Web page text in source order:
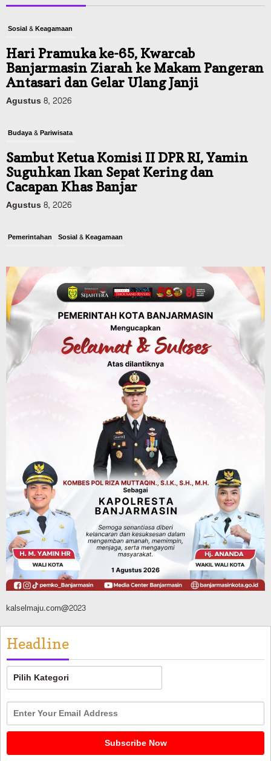
Sosial & Keagamaan
Hari Pramuka ke-65, Kwarcab
Banjarmasin Ziarah ke Makam Pangeran
Antasari dan Gelar Ulang Janji
Agustus 8, 2026
Budaya & Pariwisata
Sambut Ketua Komisi II DPR RI, Yamin
Suguhkan Ikan Sepat Kering dan
Cacapan Khas Banjar
Agustus 8, 2026
Pemerintahan Sosial & Keagamaan
Digital, Target 30 Persen IKD Masih
Jauh, Komisi II DPR Turun Tangan
Agustus 7, 2026
Dinas PUPR Kalsel Headline Pembangunan
Jalan Veteran Km 5,5 Sungai Lulut
Dibuka Pasca Retak dan Amblas,
Angkutan Bertonase 6 Ton Lebih Tak
Diperbolehkan Melintas
Headline
Panaskan Kembali Arena Panjat Tebing,
FPTI Banjarmasin Siapkan Sirkuit se-
Kalsel
Agustus 8, 2026
kalselmaju.com@2023
Headline
Headline